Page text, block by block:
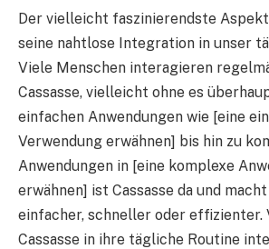
Der vielleicht faszinierendste Aspekt
seine nahtlose Integration in unser
Viele Menschen interagieren
Cassasse, vielleicht ohne es
einfachen Anwendungen wie [eine
Verwendung erwähnen] bis hin zu
Anwendungen in [eine komplexe
erwähnen] ist Cassasse da und
einfacher, schneller oder effizienter.
Cassasse in ihre tägliche Routine